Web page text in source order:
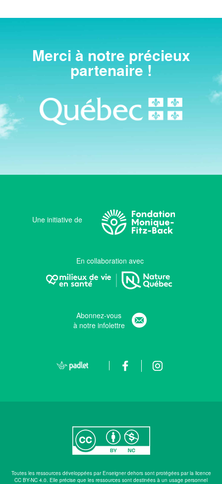
Merci à notre précieux
partenaire !
Une initiative de
En collaboration avec
Abonnez-vous
à notre infolettre
Toutes les ressources développées par Enseigner dehors sont protégées par la licence
CC BY-NC 4.0. Elle précise que les ressources sont destinées à un usage personnel